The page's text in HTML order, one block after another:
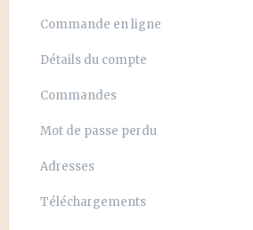
Commande en ligne
Détails du compte
Commandes
Mot de passe perdu
Adresses
Téléchargements